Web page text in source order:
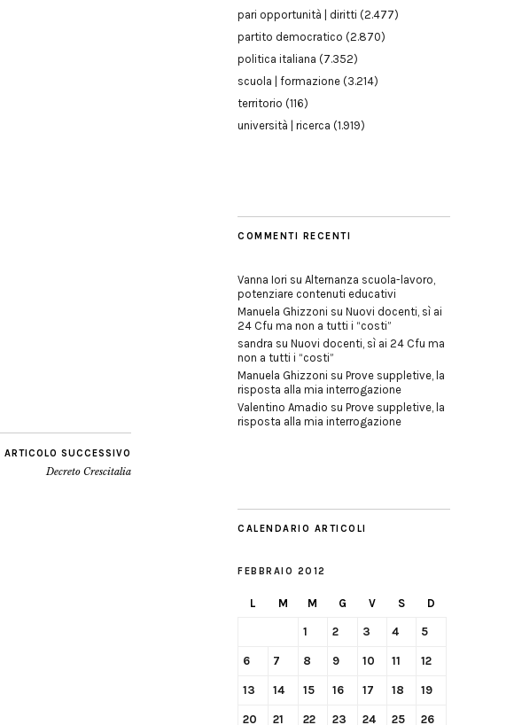
ARTICOLO SUCCESSIVO
Decreto Crescitalia
pari opportunità | diritti (2.477)
partito democratico (2.870)
politica italiana (7.352)
scuola | formazione (3.214)
territorio (116)
università | ricerca (1.919)
COMMENTI RECENTI
Vanna Iori su Alternanza scuola-lavoro,
potenziare contenuti educativi
Manuela Ghizzoni su Nuovi docenti, sì ai
24 Cfu ma non a tutti i “costi”
sandra su Nuovi docenti, sì ai 24 Cfu ma
non a tutti i “costi”
Manuela Ghizzoni su Prove suppletive, la
risposta alla mia interrogazione
Valentino Amadio su Prove suppletive, la
risposta alla mia interrogazione
CALENDARIO ARTICOLI
FEBBRAIO 2012
L M M G V S D
1 2 3 4 5
6 7 8 9 10 11 12
13 14 15 16 17 18 19
20 21 22 23 24 25 26